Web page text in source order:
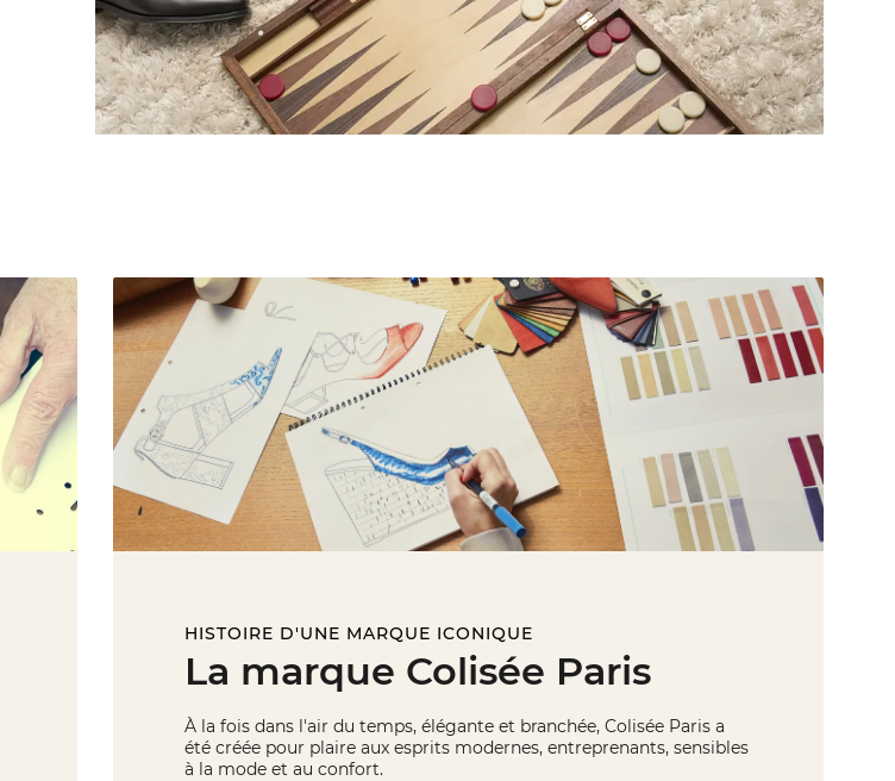
HISTOIRE D'UNE MARQUE ICONIQUE
La marque Colisée Paris
À la fois dans l'air du temps, élégante et branchée, Colisée Paris a
été créée pour plaire aux esprits modernes, entreprenants, sensibles
à la mode et au confort.